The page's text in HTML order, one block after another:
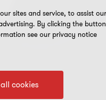
sites and service, to assist our
By clicking the button
see our privacy notice
cookies